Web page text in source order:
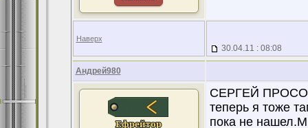
Наверх
30.04.11 : 08:08
Андрей980
СЕРГЕЙ
теперь я тоже
пока не